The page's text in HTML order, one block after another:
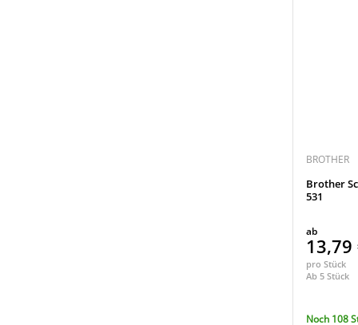
BROTHER
Brother
531
ab
pro Stück
Ab 5 Stück
Noch 108